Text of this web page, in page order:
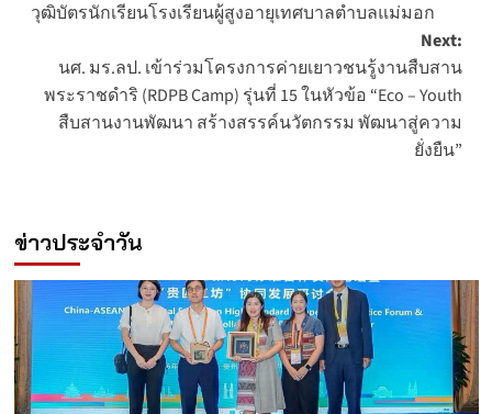
วุฒิบัตรนักเรียนโรงเรียนผู้สูงอายุเทศบาลตำบลแม่มอก
Next:
นศ. มร.ลป. เข้าร่วมโครงการค่ายเยาวชนรู้งานสืบสาน
พระราชดำริ (RDPB Camp) รุ่นที่ 15 ในหัวข้อ “Eco – Youth
สืบสานงานพัฒนา สร้างสรรค์นวัตกรรม พัฒนาสู่ความ
ยั่งยืน”
ข่าวประจำวัน